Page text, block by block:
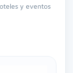
y eventos